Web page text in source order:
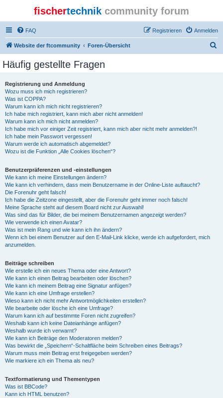
fischertechnik community forum
FAQ Anmelden
Registrieren
Website der ftcommunity Foren-Übersicht
Häufig gestellte Fragen
Registrierung und Anmeldung
Wozu muss ich mich registrieren?
Was ist COPPA?
Warum kann ich mich nicht registrieren?
Ich habe mich registriert, kann mich aber nicht anmelden!
Warum kann ich mich nicht anmelden?
Ich habe mich vor einiger Zeit registriert, kann mich aber nicht mehr anmelden?!
Ich habe mein Passwort vergessen!
Warum werde ich automatisch abgemeldet?
Wozu ist die Funktion „Alle Cookies löschen“?
Benutzerpräferenzen und -einstellungen
Wie kann ich meine Einstellungen ändern?
Wie kann ich verhindern, dass mein Benutzername in der Online-Liste auftaucht?
Die Forenuhr geht falsch!
Ich habe die Zeitzone eingestellt, aber die Forenuhr geht immer noch falsch!
Meine Sprache steht auf diesem Board nicht zur Auswahl!
Was sind das für Bilder, die bei meinem Benutzernamen angezeigt werden?
Wie verwende ich einen Avatar?
Was ist mein Rang und wie kann ich ihn ändern?
Wenn ich bei einem Benutzer auf den E-Mail-Link klicke, werde ich aufgefordert, mich
anzumelden.
Beiträge schreiben
Wie erstelle ich ein neues Thema oder eine Antwort?
Wie kann ich einen Beitrag bearbeiten oder löschen?
Wie kann ich meinem Beitrag eine Signatur anfügen?
Wie kann ich eine Umfrage erstellen?
Wieso kann ich nicht mehr Antwortmöglichkeiten erstellen?
Wie bearbeite oder lösche ich eine Umfrage?
Warum kann ich auf bestimmte Foren nicht zugreifen?
Weshalb kann ich keine Dateianhänge anfügen?
Weshalb wurde ich verwarnt?
Wie kann ich Beiträge den Moderatoren melden?
Was bewirkt die „Speichern“-Schaltfläche beim Schreiben eines Beitrags?
Warum muss mein Beitrag erst freigegeben werden?
Wie markiere ich ein Thema als neu?
Textformatierung und Thementypen
Was ist BBCode?
Kann ich HTML benutzen?